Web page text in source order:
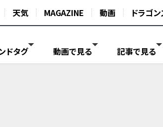
天気 MAGAZINE 動画 ドラゴン
ドタグ 動画で見る 記事で見る